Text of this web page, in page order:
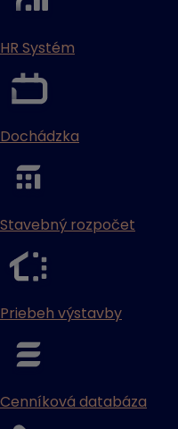
HR Systém
Dochádzka
Stavebný rozpočet
Priebeh výstavby
Cenníková databáza